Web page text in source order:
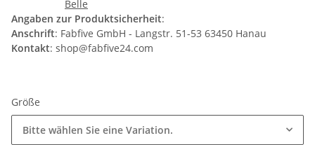
Angaben zur Produktsicherheit:
Anschrift: Fabfive GmbH - Langstr. 51-53 63450 Hanau
Kontakt: shop@fabfive24.com
Größe
Bitte wählen Sie eine Variation.